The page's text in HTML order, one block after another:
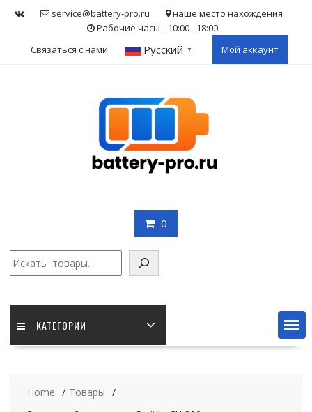
service@battery-pro.ru
наше место нахождения
Рабочие часы --10:00 - 18:00
Связаться с нами
Русский ▼ Мой аккаунт
0
КАТЕГОРИИ
Home
Товары